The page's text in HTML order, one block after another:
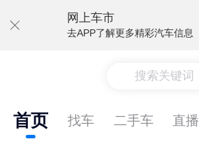
网上车市
去APP了解更多精彩汽车信息
搜索关键词
首页 找车 二手车 直播